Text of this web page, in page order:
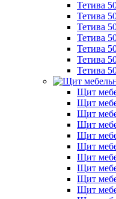
Тетива
Тетива
Тетива
Тетива
Тетива
Тетива
Тетива
Щит
Щит
Щит
Щит
Щит
Щит
Щит
Щит
Щит
Щит